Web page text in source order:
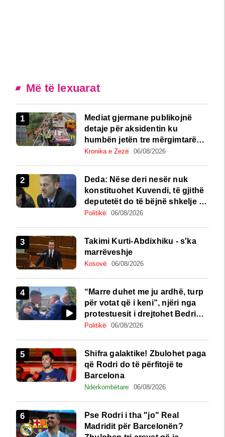
Më të lexuarat
Mediat gjermane publikojnë
detaje për aksidentin ku
humbën jetën tre mërgimtarë
nga Komogllava e Ferizajt
Kronika e Zezë 06/08/2026
Deda: Nëse deri nesër nuk
konstituohet Kuvendi, të gjithë
deputetët do të bëjnë shkelje të
rëndë kushtetuese
Politikë 06/08/2026
Takimi Kurti-Abdixhiku - s'ka
marrëveshje
Kosovë 06/08/2026
“Marre duhet me ju ardhë, turp
për votat që i keni”, njëri nga
protestuesit i drejtohet Bedri
Hamzës
Politikë 06/08/2026
Shifra galaktike! Zbulohet paga
që Rodri do të përfitojë te
Barcelona
Ndërkombëtare 06/08/2026
Pse Rodri i tha "jo" Real
Madridit për Barcelonën?